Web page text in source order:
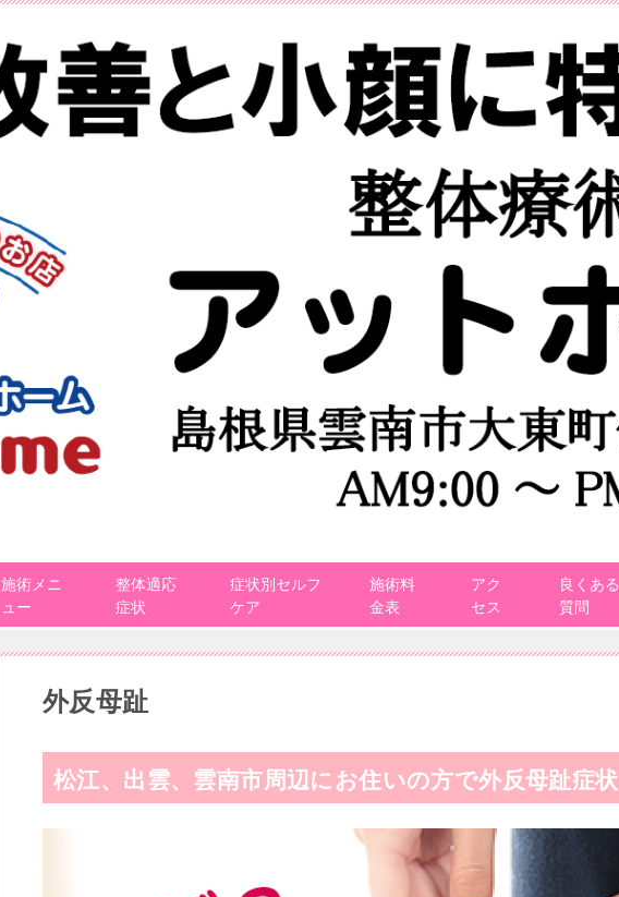
施術メニ
ュー
整体適応
症状
症状別セルフ
ケア
施術料
金表
アク
セス
良くある
質問
外反母趾
松江、出雲、雲南市周辺にお住いの方で外反母趾症